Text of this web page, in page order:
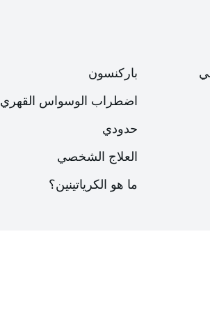
باركنسون
اضطراب الوسواس القهري
حدودي
العلاج الشخصي
ما هو الكرياتينين؟